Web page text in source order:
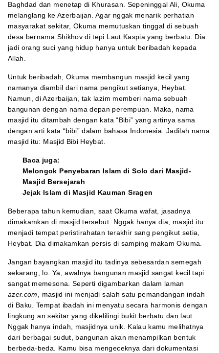
Baghdad dan menetap di Khurasan. Sepeninggal Ali, Okuma
melanglang ke Azerbaijan. Agar nggak menarik perhatian
masyarakat sekitar, Okuma memutuskan tinggal di sebuah
desa bernama Shikhov di tepi Laut Kaspia yang berbatu. Dia
jadi orang suci yang hidup hanya untuk beribadah kepada
Allah.
Untuk beribadah, Okuma membangun masjid kecil yang
namanya diambil dari nama pengikut setianya, Heybat.
Namun, di Azerbaijan, tak lazim memberi nama sebuah
bangunan dengan nama depan perempuan. Maka, nama
masjid itu ditambah dengan kata “Bibi” yang artinya sama
dengan arti kata “bibi” dalam bahasa Indonesia. Jadilah nama
masjid itu: Masjid Bibi Heybat.
Baca juga:
Melongok Penyebaran Islam di Solo dari Masjid-
Masjid Bersejarah
Jejak Islam di Masjid Kauman Sragen
Beberapa tahun kemudian, saat Okuma wafat, jasadnya
dimakamkan di masjid tersebut. Nggak hanya dia, masjid itu
menjadi tempat peristirahatan terakhir sang pengikut setia,
Heybat. Dia dimakamkan persis di samping makam Okuma.
Jangan bayangkan masjid itu tadinya sebesardan semegah
sekarang, lo. Ya, awalnya bangunan masjid sangat kecil tapi
sangat memesona. Seperti digambarkan dalam laman
azer.com
, masjid ini menjadi salah satu pemandangan indah
di Baku. Tempat ibadah ini menyatu secara harmonis dengan
lingkung an sekitar yang dikelilingi bukit berbatu dan laut.
Nggak hanya indah, masjidnya unik. Kalau kamu melihatnya
dari berbagai sudut, bangunan akan menampilkan bentuk
berbeda-beda. Kamu bisa mengeceknya dari dokumentasi